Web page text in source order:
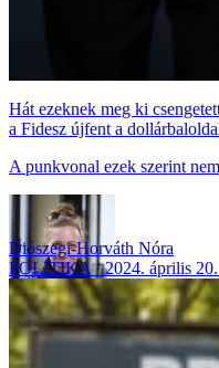
Hát ezeknek meg ki
a Fidesz újfent a
A punkvonal ezek szerint
Diószegi-Horváth Nóra
POLITIKA
2024. április